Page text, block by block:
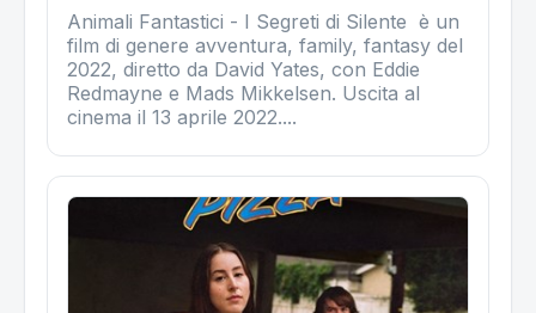
Animali Fantastici - I Segreti di Silente è un
film di genere avventura, family, fantasy del
2022, diretto da David Yates, con Eddie
Redmayne e Mads Mikkelsen. Uscita al
cinema il 13 aprile 2022....